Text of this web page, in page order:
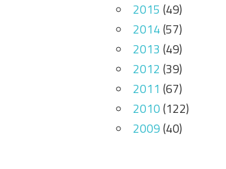
2015 (49)
2014(57)
2013 (49)
2012 (39)
2011 (67)
2010(122)
2009(40)